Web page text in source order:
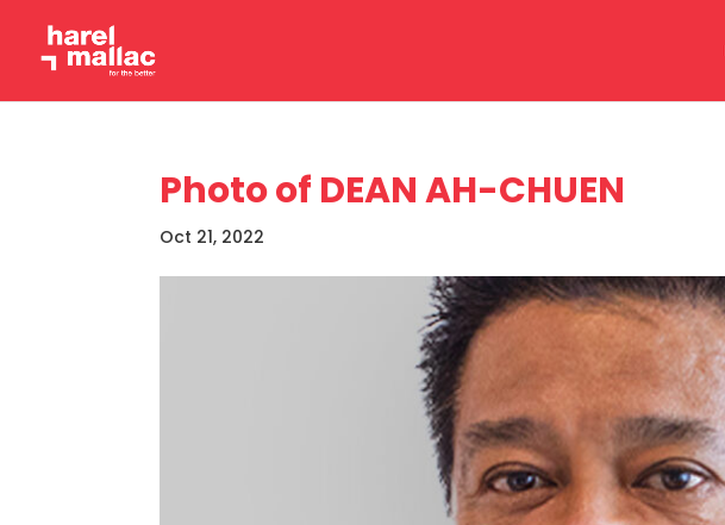
Photo of DEAN AH-CHUEN
Oct 21, 2022